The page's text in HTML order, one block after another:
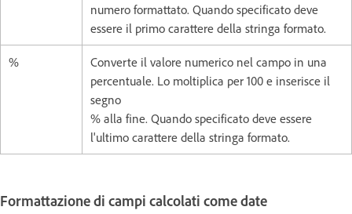
numero formattato. Quando specificato deve
essere il primo carattere della stringa formato.
%
Converte il valore numerico nel campo in una
percentuale. Lo moltiplica per 100 e inserisce il
segno
% alla fine. Quando specificato deve essere
l'ultimo carattere della stringa formato.
Formattazione di campi calcolati come date